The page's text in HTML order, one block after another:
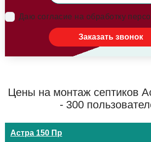
Даю согласие на обработку
Заказать звонок
Цены на монтаж септиков
- 300
Астра 150 Пр